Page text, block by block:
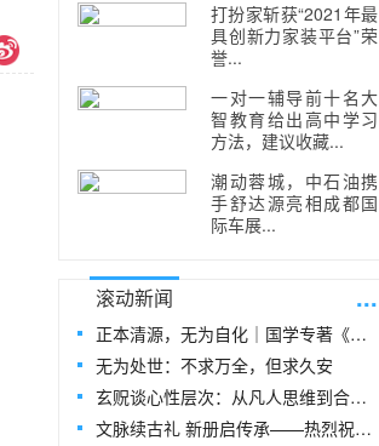
打扮家斩获“2021年最
具创新力家装平台”荣
誉...
一对一辅导前十名大
智教育给出高中学习
方法，建议收藏...
潮动蓉城，中石油携
手舒达源亮相成都国
际车展...
滚动新闻 ...
正本清源，无为自化｜国学专著《玄贶思想》
无为处世：不求万全，但求久安
玄贶谈心性层次：从凡人思维到合道思维
文脉续古礼 新册启传承——热烈祝贺玄